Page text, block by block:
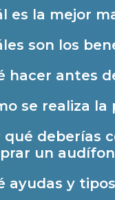
es la mejor
son los
hacer antes
se realiza
qué deberías
un
ayudas y
hasta 200€*
en Castilla-
en
en La
en
en